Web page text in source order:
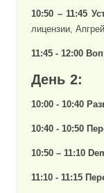
10:50 – 11:45
лицензии,
11:45 - 12:00
День 2:
10:00 - 10:40
10:40 - 10:50
10:50 – 11:10
11:10 - 11:15